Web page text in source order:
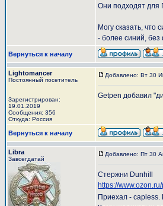
Они подходят для
Могу сказать, что
- более синий, без
Вернуться к началу
Lightomancer
Постоянный посетитель
Зарегистрирован:
19.01.2019
Сообщения: 356
Откуда: Россия
Добавлено: Вт 30
Getpen добавил
Вернуться к началу
Libra
Завсегдатай
Добавлено: Пт 30
Стержни Dunhill
https://
Приехал -